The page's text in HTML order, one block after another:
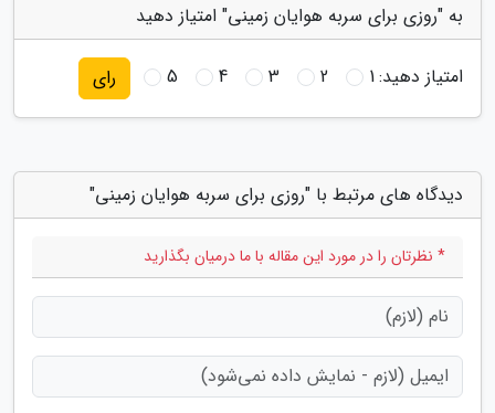
به "روزی برای سربه هوایان زمینی" امتیاز دهید
امتیاز دهید:1
2
3
4
5 رای
دیدگاه های مرتبط با "روزی برای سربه هوایان زمینی"
* نظرتان را در مورد این مقاله با ما درمیان بگذارید